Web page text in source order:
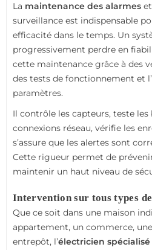
La maintenance des alarmes
surveillance est indispensable
efficacité dans le temps. Un
progressivement perdre en
cette maintenance grâce à des
des tests de fonctionnement et
paramètres.
Il contrôle les capteurs, teste
connexions réseau, vérifie les
s’assure que les alertes sont
Cette rigueur permet de
maintenir un haut niveau de
Intervention sur tous types
Que ce soit dans une maison
appartement, un commerce,
entrepôt, l’électricien